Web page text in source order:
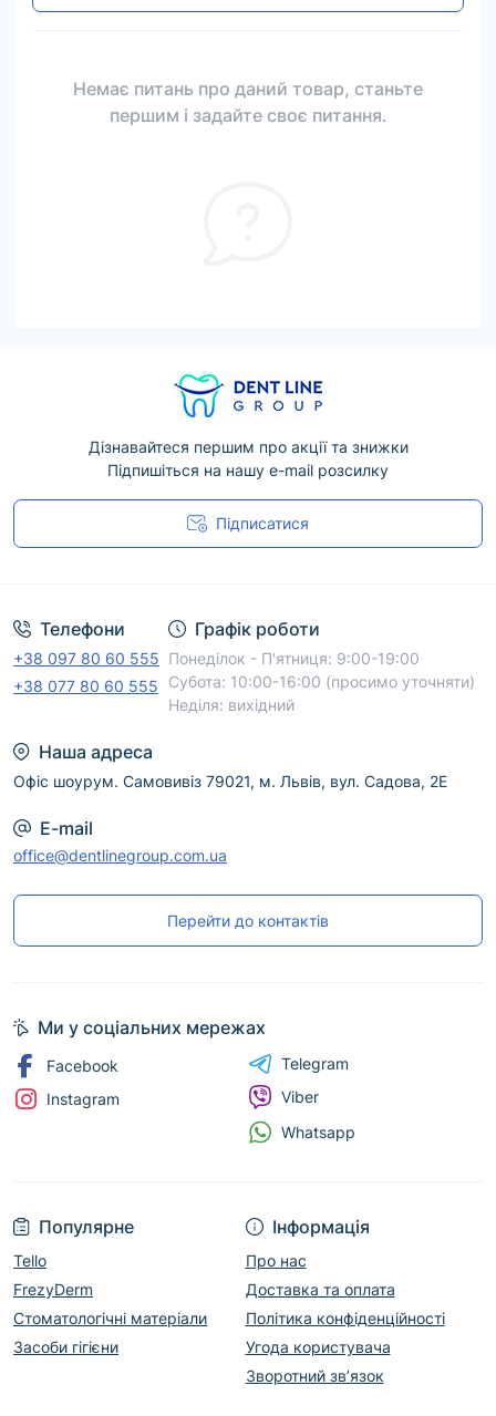
Немає питань про даний товар, станьте
першим і задайте своє питання.
Дізнавайтеся першим про акції та знижки
Підпишіться на нашу e-mail розсилку
Підписатися
Телефони
+38 097 80 60 555
+38 077 80 60 555
Графік роботи
Понеділок - П'ятниця: 9:00-19:00
Субота: 10:00-16:00 (просимо уточняти)
Неділя: вихідний
Наша адреса
Офіс шоурум. Самовивіз 79021, м. Львів, вул. Садова, 2Е
E-mail
office@dentlinegroup.com.ua
Перейти до контактів
Популярне
Tello
FrezyDerm
Стоматологічні матеріали
Засоби гігієни
Інформація
Про нас
Доставка та оплата
Політика конфіденційності
Угода користувача
Зворотний зв’язок
Ми у соціальних мережах
Facebook
Instagram
Telegram
Viber
Whatsapp